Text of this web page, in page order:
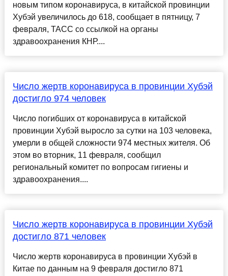
новым типом коронавируса, в китайской провинции
Хубэй увеличилось до 618, сообщает в пятницу, 7
февраля, ТАСС со ссылкой на органы
здравоохранения КНР....
Число жертв коронавируса в провинции Хубэй
достигло 974 человек
Число погибших от коронавируса в китайской
провинции Хубэй выросло за сутки на 103 человека,
умерли в общей сложности 974 местных жителя. Об
этом во вторник, 11 февраля, сообщил
региональный комитет по вопросам гигиены и
здравоохранения....
Число жертв коронавируса в провинции Хубэй
достигло 871 человек
Число жертв коронавируса в провинции Хубэй в
Китае по данным на 9 февраля достигло 871